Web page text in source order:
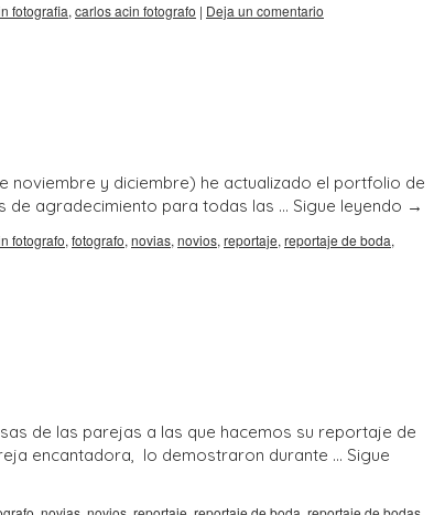
fotografia, carlos acin fotografo | Deja un comentario
noviembre y diciembre) he actualizado el portfolio de
de agradecimiento para todas las … Sigue leyendo →
fotografo, fotografo, novias, novios, reportaje, reportaje de boda,
de las parejas a las que hacemos su reportaje de
encantadora, lo demostraron durante … Sigue